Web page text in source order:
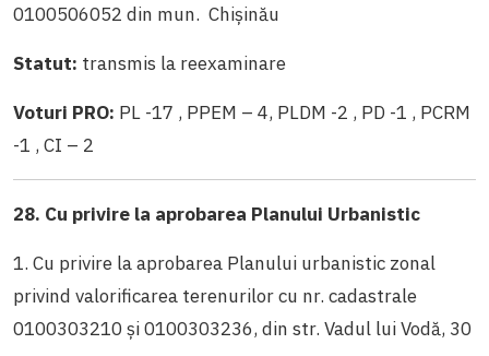
0100506052 din mun. Chișinău
Statut: transmis la reexaminare
Voturi PRO: PL -17 , PPEM – 4, PLDM -2 , PD -1 , PCRM
-1 , CI – 2
28. Cu privire la aprobarea Planului Urbanistic
1. Cu privire la aprobarea Planului urbanistic zonal
privind valorificarea terenurilor cu nr. cadastrale
0100303210 și 0100303236, din str. Vadul lui Vodă, 30